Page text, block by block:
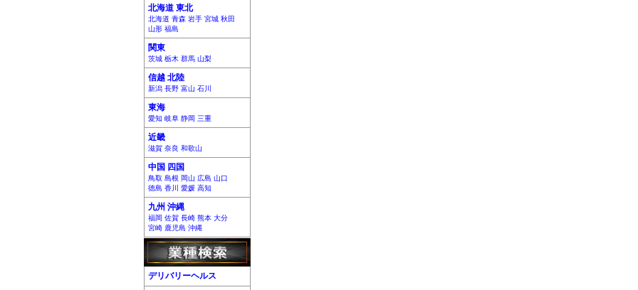
北海道 東北
北海道 青森 岩手 宮城 秋田
山形 福島
関東
茨城 栃木 群馬 山梨
信越 北陸
新潟 長野 富山 石川
東海
愛知 岐阜 静岡 三重
近畿
滋賀 奈良 和歌山
中国 四国
鳥取 島根 岡山 広島 山口
徳島 香川 愛媛 高知
九州 沖縄
福岡 佐賀 長崎 熊本 大分
宮崎 鹿児島 沖縄
デリバリーヘルス